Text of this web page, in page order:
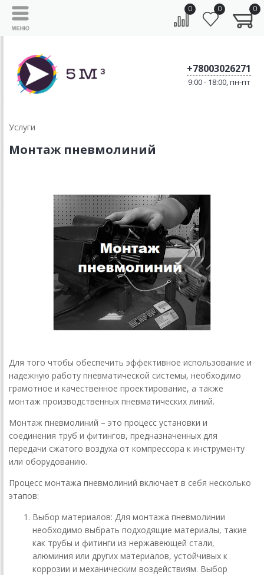
0 0 0
+78003026271
9:00 - 18:00, пн-пт
Услуги
Монтаж пневмолиний
Для того чтобы обеспечить эффективное использование и
надежную работу пневматической системы, необходимо
грамотное и качественное проектирование, а также
монтаж производственных пневматических линий.
Монтаж пневмолиний – это процесс установки и
соединения труб и фитингов, предназначенных для
передачи сжатого воздуха от компрессора к инструменту
или оборудованию.
Процесс монтажа пневмолиний включает в себя несколько
этапов:
Выбор материалов: Для монтажа пневмолинии
необходимо выбрать подходящие материалы, такие
как трубы и фитинги из нержавеющей стали,
алюминия или других материалов, устойчивых к
коррозии и механическим воздействиям. Выбор